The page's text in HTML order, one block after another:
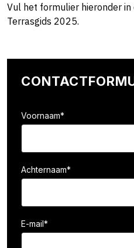
Vul het formulier hieronder in
Terrasgids 2025.
Voornaam*
Achternaam*
E-mail*